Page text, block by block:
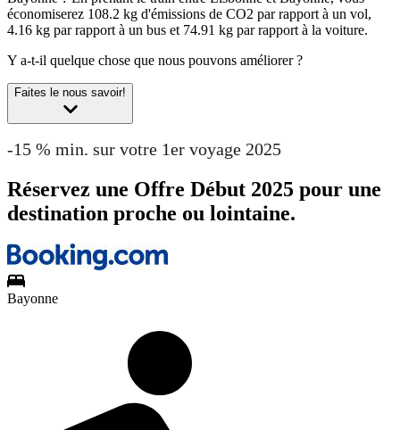
économiserez 108.2 kg d'émissions de CO2 par rapport à un vol,
4.16 kg par rapport à un bus et 74.91 kg par rapport à la voiture.
Y a-t-il quelque chose que nous pouvons améliorer ?
Faites le nous savoir!
-15 % min. sur votre 1er voyage 2025
Réservez une Offre Début 2025 pour une
destination proche ou lointaine.
Bayonne